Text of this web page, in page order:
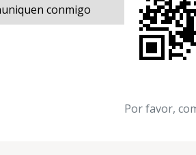
conmigo
Por favor,
Market Trends
Museo Popol Vuh
Programa de becas
UFM Reform Watch